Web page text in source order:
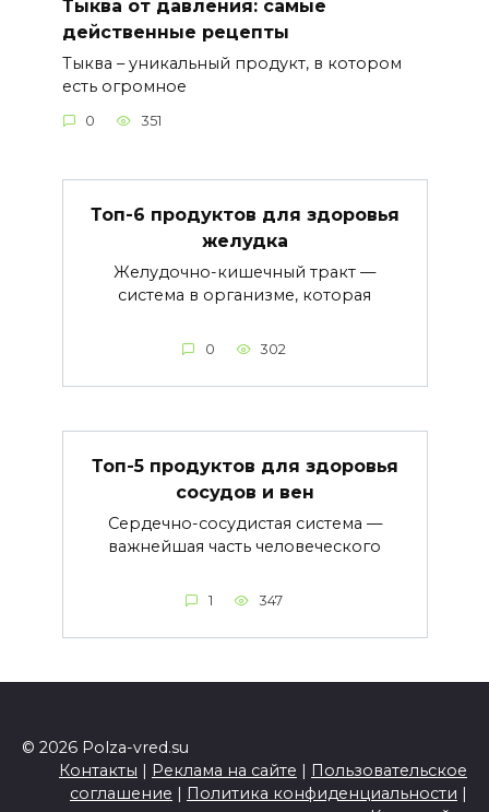
Тыква от давления: самые
действенные рецепты
Тыква – уникальный продукт, в котором
есть огромное
0 351
Топ-6 продуктов для здоровья
желудка
Желудочно-кишечный тракт —
система в организме, которая
0 302
Топ-5 продуктов для здоровья
сосудов и вен
Сердечно-сосудистая система —
важнейшая часть человеческого
1 347
© 2026 Polza-vred.su
Контакты | Реклама на сайте | Пользовательское
соглашение | Политика конфиденциальности |